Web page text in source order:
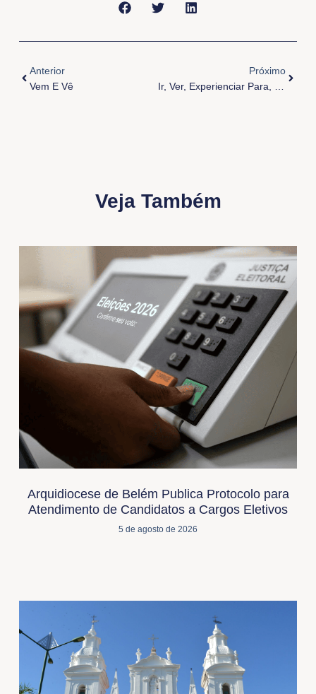
Anterior
Vem E Vê
Próximo
Veja Também
Arquidiocese de Belém Publica Protocolo para
Atendimento de Candidatos a Cargos Eletivos
5 de agosto de 2026